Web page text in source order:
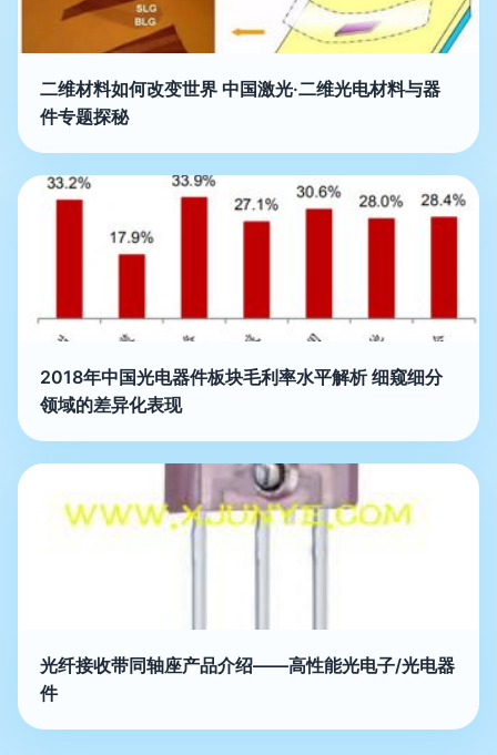
二维材料如何改变世界 中国激光·二维光电材料与器
件专题探秘
2018年中国光电器件板块毛利率水平解析 细窥细分
领域的差异化表现
光纤接收带同轴座产品介绍——高性能光电子/光电器
件